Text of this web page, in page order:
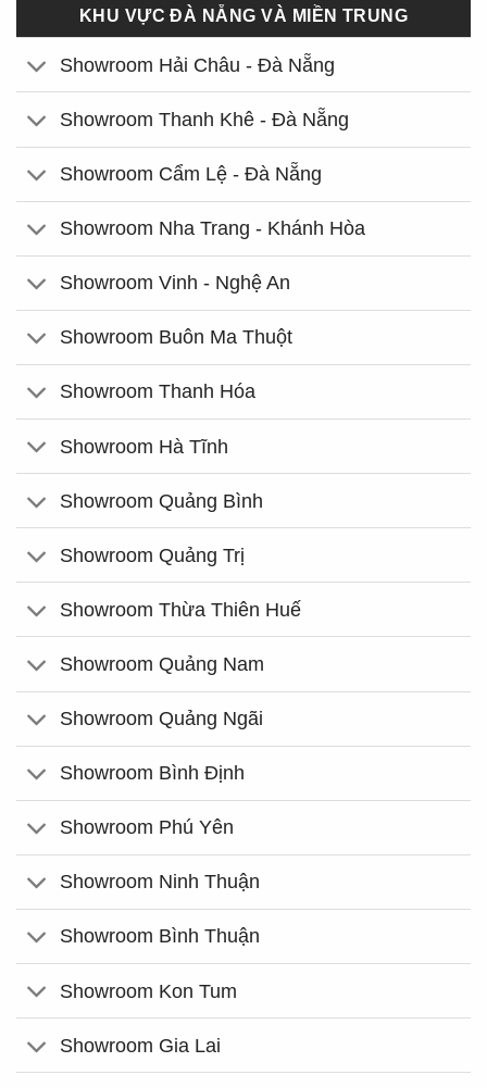
KHU VỰC ĐÀ NẴNG VÀ MIỀN TRUNG
Showroom Hải Châu - Đà Nẵng
Showroom Thanh Khê - Đà Nẵng
Showroom Cẩm Lệ - Đà Nẵng
Showroom Nha Trang - Khánh Hòa
Showroom Vinh - Nghệ An
Showroom Buôn Ma Thuột
Showroom Thanh Hóa
Showroom Hà Tĩnh
Showroom Quảng Bình
Showroom Quảng Trị
Showroom Thừa Thiên Huế
Showroom Quảng Nam
Showroom Quảng Ngãi
Showroom Bình Định
Showroom Phú Yên
Showroom Ninh Thuận
Showroom Bình Thuận
Showroom Kon Tum
Showroom Gia Lai